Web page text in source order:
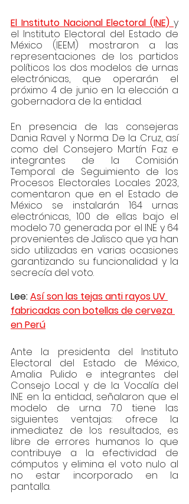
El Instituto Nacional Electoral (INE) y
el Instituto Electoral del Estado de
México (IEEM) mostraron a las
representaciones de los partidos
políticos los dos modelos de urnas
electrónicas, que operarán el
próximo 4 de junio en la elección a
gobernadora de la entidad.
En presencia de las consejeras
Dania Ravel y Norma De la Cruz, así
como del Consejero Martín Faz e
integrantes de la Comisión
Temporal de Seguimiento de los
Procesos Electorales Locales 2023,
comentaron que en el Estado de
México se instalarán 164 urnas
electrónicas, 100 de ellas bajo el
modelo 7.0 generada por el INE y 64
provenientes de Jalisco que ya han
sido utilizadas en varias ocasiones
garantizando su funcionalidad y la
secrecía del voto.
Lee: Así son las tejas anti rayos UV
fabricadas con botellas de cerveza
en Perú
Ante la presidenta del Instituto
Electoral del Estado de México,
Amalia Pulido e integrantes del
Consejo Local y de la Vocalía del
INE en la entidad, señalaron que el
modelo de urna 7.0 tiene las
siguientes ventajas: ofrece la
inmediatez de los resultados, es
libre de errores humanos lo que
contribuye a la efectividad de
cómputos y elimina el voto nulo al
no estar incorporado en la
pantalla.